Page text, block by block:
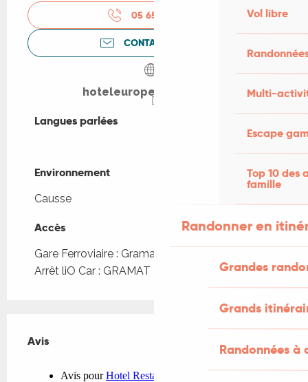
Vol libre
Multi-
Escape
Top 10 des
famille
Randonner en
Grandes
Grands
Randonnées
05 65 33 15
CONTACTEZ-NOUS
hoteleurope.webnode.fr
Langues parlées
Langues parlées
Environnement
Environnement
Causse
Accès
Accès
Gare Ferroviaire : Gramat à 421m
Arrêt liO Car : GRAMAT - Bourg à 723m
Avis
Avis